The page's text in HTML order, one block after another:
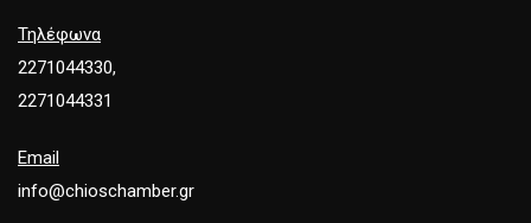
Τηλέφωνα
2271044330,
2271044331
Email
info@chioschamber.gr